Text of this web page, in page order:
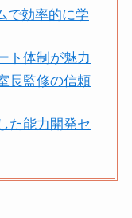
で効率的に学
ト体制が魅力
長監修の信頼
た能力開発セ